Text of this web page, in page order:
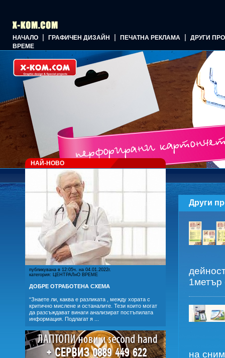
НАЧАЛО | ГРАФИЧЕН ДИЗАЙН | ПЕЧАТНА РЕКЛАМА |
ДРУГИ
ВРЕМЕ
НАЙ-НОВО
публикувана в 12:05ч. на 04.01.2022г.
категория: ЦЕНТРАЛнО ВРЕМЕ
ДОБРЕ ОТРАБОТЕНА СХЕМА
“Знаете ли, каква е разликата , между хората с
критично мислене и останалите. Тези които могат
да разсъждават винаги анализират постъпилата
информация. Подлагат я ...
Други
1метър
на